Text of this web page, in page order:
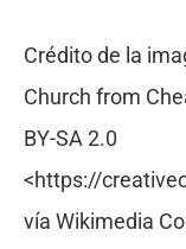
Crédito de la
Church from
BY-SA 2.0
<https://
vía Wikimedia